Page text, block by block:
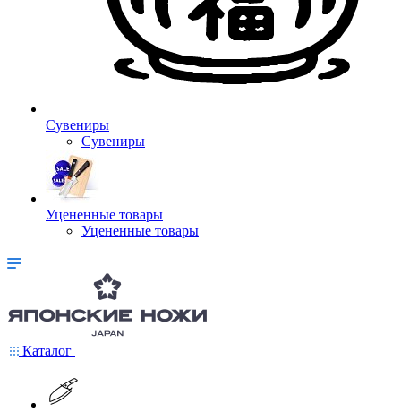
Сувениры
Сувениры
Уцененные товары
Уцененные товары
Каталог